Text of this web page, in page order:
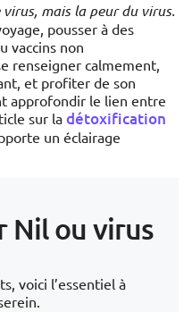
virus, mais la peur du virus.
pousser à des
vaccins non
renseigner calmement,
et profiter de son
approfondir le lien entre
sur la détoxification
un éclairage
Nil ou virus
voici l’essentiel à